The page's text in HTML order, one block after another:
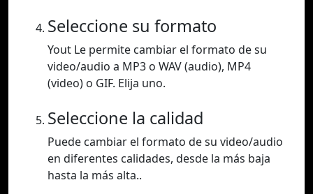
Seleccione su formato
Yout Le permite cambiar el formato de su
video/audio a MP3 o WAV (audio), MP4
(video) o GIF. Elija uno.
Seleccione la calidad
Puede cambiar el formato de su video/audio
en diferentes calidades, desde la más baja
hasta la más alta..